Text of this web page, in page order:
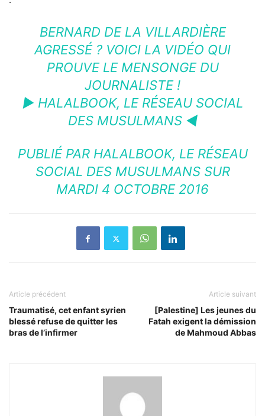
BERNARD DE LA VILLARDIÈRE
AGRESSÉ ? VOICI LA VIDÉO QUI
PROUVE LE MENSONGE DU
JOURNALISTE !
► HALALBOOK, LE RÉSEAU SOCIAL
DES MUSULMANS ◄
PUBLIÉ PAR HALALBOOK, LE RÉSEAU
SOCIAL DES MUSULMANSSUR
MARDI 4 OCTOBRE 2016
Article précédent
Traumatisé, cet enfant syrien
blessé refuse de quitter les
bras de l’infirmer
Article suivant
[Palestine] Les jeunes du
Fatah exigent la démission
de Mahmoud Abbas